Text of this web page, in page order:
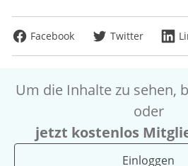
Facebook Twitter
Um die Inhalte zu sehen,
oder
jetzt kostenlos
Einloggen